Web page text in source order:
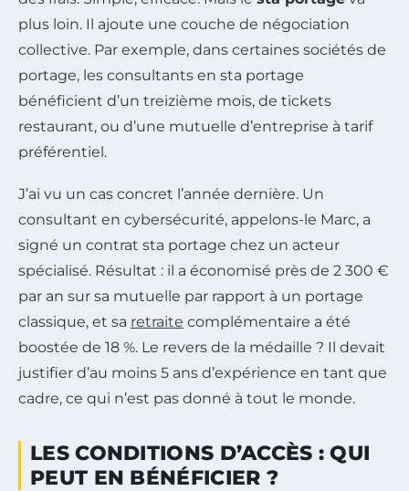
plus loin. Il ajoute une couche de négociation
collective. Par exemple, dans certaines sociétés de
portage, les consultants en sta portage
bénéficient d’un treizième mois, de tickets
restaurant, ou d’une mutuelle d’entreprise à tarif
préférentiel.
J’ai vu un cas concret l’année dernière. Un
consultant en cybersécurité, appelons-le Marc, a
signé un contrat sta portage chez un acteur
spécialisé. Résultat : il a économisé près de 2 300 €
par an sur sa mutuelle par rapport à un portage
classique, et sa retraite complémentaire a été
boostée de 18 %. Le revers de la médaille ? Il devait
justifier d’au moins 5 ans d’expérience en tant que
cadre, ce qui n’est pas donné à tout le monde.
LES CONDITIONS D’ACCÈS : QUI
PEUT EN BÉNÉFICIER ?